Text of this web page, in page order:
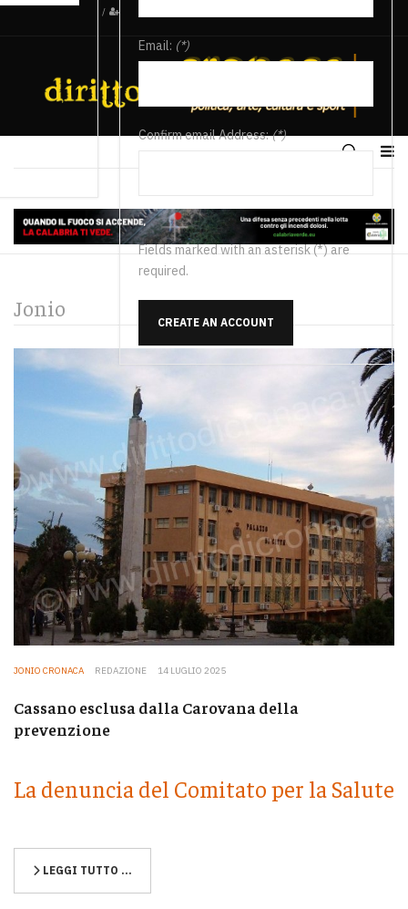
/
Email: (*)
Confirm email Address:(*)
Fields marked with an asterisk (*) are
required.
CREATE AN ACCOUNT
Jonio
JONIO CRONACA REDAZIONE 14 LUGLIO 2025
Cassano esclusa dalla Carovana della
prevenzione
La denuncia del Comitato per la Salute
LEGGI TUTTO …